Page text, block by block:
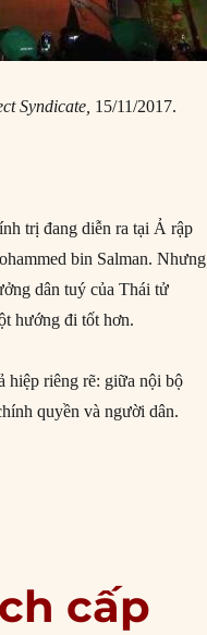
Syndicate, 15/11/2017.
trị đang diễn ra tại Ả rập
bin Salman. Nhưng
dân tuý của Thái tử
hướng đi tốt hơn.
hiệp riêng rẽ: giữa nội bộ
quyền và người dân.
cấp